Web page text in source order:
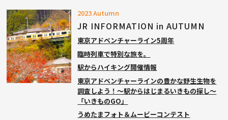
2023 Autumn
JR INFORMATION in AUTUMN
東京アドベンチャーライン5周年
臨時列車で特別な旅を。
駅からハイキング開催情報
東京アドベンチャーラインの豊かな野生生物を
調査しよう！〜駅からはじまるいきもの探し〜
「いきものGO」
うめたまフォト＆ムービーコンテスト